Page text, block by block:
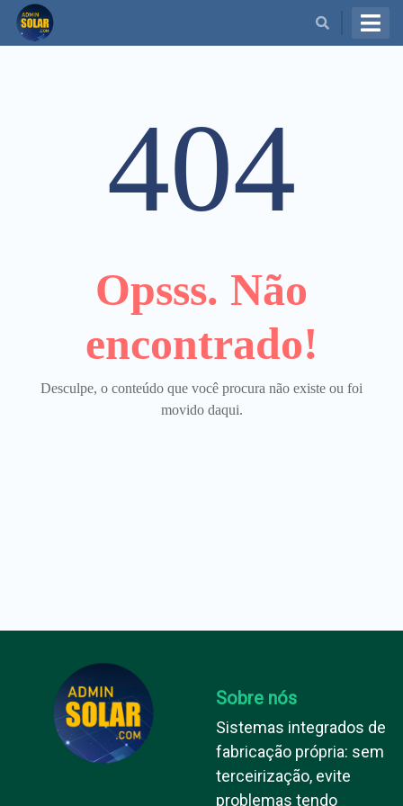
404
Opsss. Não
encontrado!
Desculpe, o conteúdo que você procura não existe ou foi
movido daqui.
Sobre nós
Sistemas integrados de
fabricação própria: sem
terceirização, evite
problemas tendo